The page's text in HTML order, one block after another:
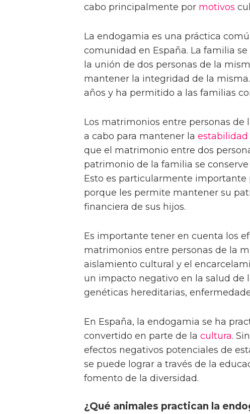
cabo principalmente por motivos
La endogamia es una práctica
comunidad en España. La familia
la unión de dos personas de la
mantener la integridad de la
años y ha permitido a las familias
Los matrimonios entre personas
a cabo para mantener la estabilidad
que el matrimonio entre dos
patrimonio de la familia se
Esto es particularmente importante
porque les permite mantener su
financiera de sus hijos.
Es importante tener en cuenta los
matrimonios entre personas de la
aislamiento cultural y el
un impacto negativo en la salud de
genéticas hereditarias,
En España, la endogamia se ha
convertido en parte de la cultura.
efectos negativos potenciales de
se puede lograr a través de la
fomento de la diversidad.
¿Qué animales practican la